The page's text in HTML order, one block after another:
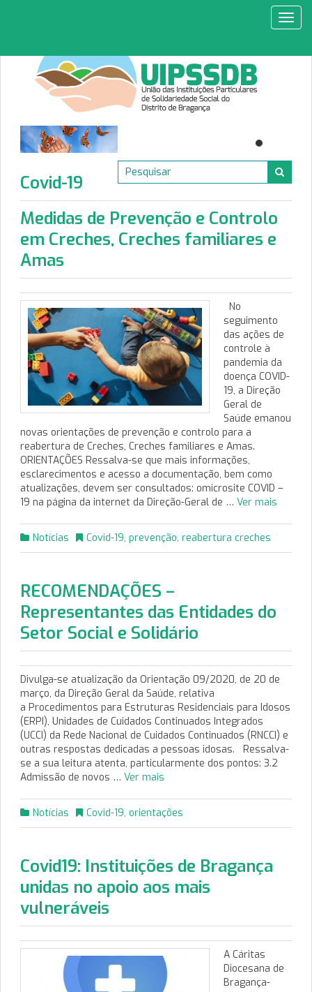
Covid-19
Medidas de Prevenção e Controlo
em Creches, Creches familiares e
Amas
No
seguimento
das ações de
controle à
pandemia da
doença COVID-
19, a Direção
Geral de
Saúde emanou
novas orientações de prevenção e controlo para a
reabertura de Creches, Creches familiares e Amas.
ORIENTAÇÕES Ressalva-se que mais informações,
esclarecimentos e acesso a documentação, bem como
atualizações, devem ser consultados: omicrosite COVID –
19 na página da internet da Direção-Geral de … Ver mais
Notícias Covid-19, prevenção, reabertura creches
RECOMENDAÇÕES –
Representantes das Entidades do
Setor Social e Solidário
Divulga-se atualização da Orientação 09/2020, de 20 de
março, da Direção Geral da Saúde, relativa
a Procedimentos para Estruturas Residenciais para Idosos
(ERPI), Unidades de Cuidados Continuados Integrados
(UCCI) da Rede Nacional de Cuidados Continuados (RNCCI) e
outras respostas dedicadas a pessoas idosas. Ressalva-
se a sua leitura atenta, particularmente dos pontos: 3.2
Admissão de novos … Ver mais
Notícias Covid-19, orientações
Covid19: Instituições de Bragança
unidas no apoio aos mais
vulneráveis
A Cáritas
Diocesana de
Bragança-